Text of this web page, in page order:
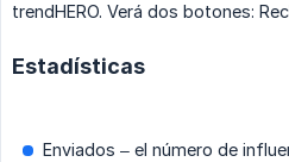
trendHERO. Verá dos botones:
Estadísticas
Enviados – el número de